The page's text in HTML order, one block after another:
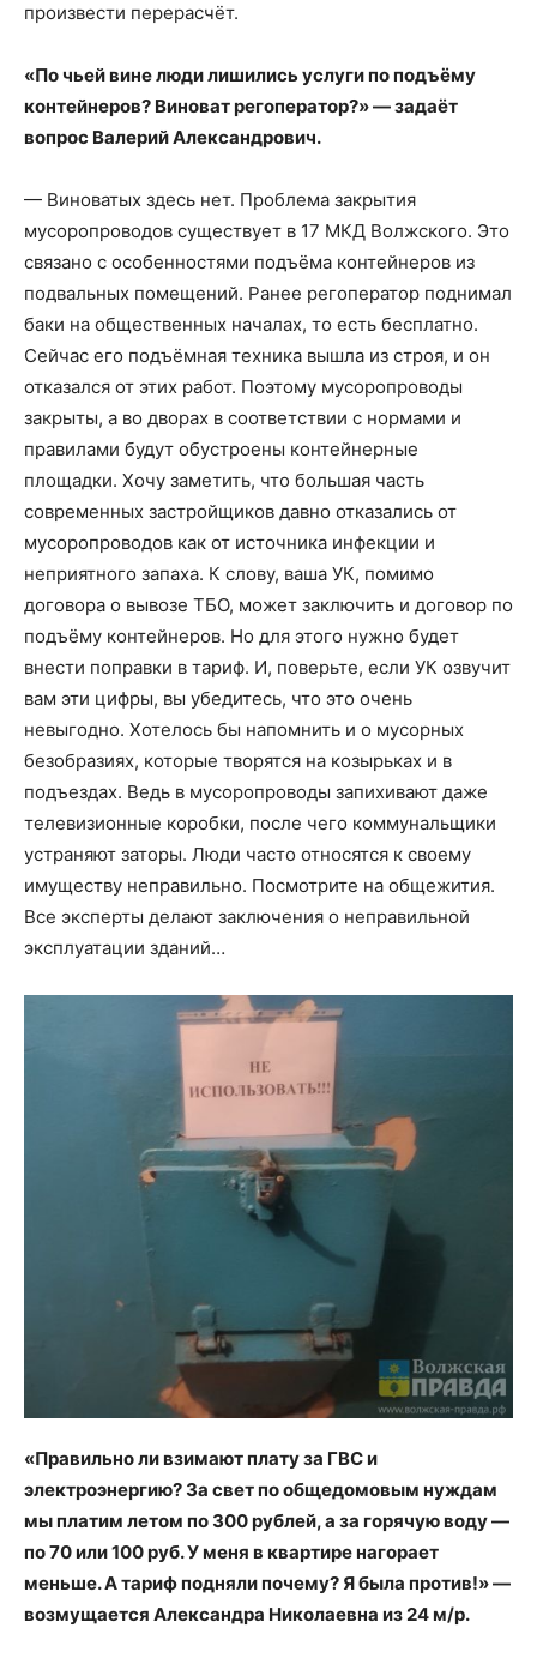
произвести перерасчёт.
«По чьей вине люди лишились услуги по подъёму
контейнеров? Виноват регоператор?» — задаёт
вопрос Валерий Александрович.
— Виноватых здесь нет. Проблема закрытия
мусоропроводов существует в 17 МКД Волжского. Это
связано с особенностями подъёма контейнеров из
подвальных помещений. Ранее регоператор поднимал
баки на общественных началах, то есть бесплатно.
Сейчас его подъёмная техника вышла из строя, и он
отказался от этих работ. Поэтому мусоропроводы
закрыты, а во дворах в соответствии с нормами и
правилами будут обустроены контейнерные
площадки. Хочу заметить, что большая часть
современных застройщиков давно отказались от
мусоропроводов как от источника инфекции и
неприятного запаха. К слову, ваша УК, помимо
договора о вывозе ТБО, может заключить и договор по
подъёму контейнеров. Но для этого нужно будет
внести поправки в тариф. И, поверьте, если УК озвучит
вам эти цифры, вы убедитесь, что это очень
невыгодно. Хотелось бы напомнить и о мусорных
безобразиях, которые творятся на козырьках и в
подъездах. Ведь в мусоропроводы запихивают даже
телевизионные коробки, после чего коммунальщики
устраняют заторы. Люди часто относятся к своему
имуществу неправильно. Посмотрите на общежития.
Все эксперты делают заключения о неправильной
эксплуатации зданий…
«Правильно ли взимают плату за ГВС и
электроэнергию? За свет по общедомовым нуждам
мы платим летом по 300 рублей, а за горячую воду —
по 70 или 100 руб. У меня в квартире нагорает
меньше. А тариф подняли почему? Я была против!» —
возмущается Александра Николаевна из 24 м/р.